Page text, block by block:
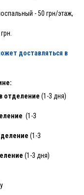
- 50 грн/этаж,
доставляться в
в отделение (1-3 дня)
(1-3
(1-3
(1-3 дня)